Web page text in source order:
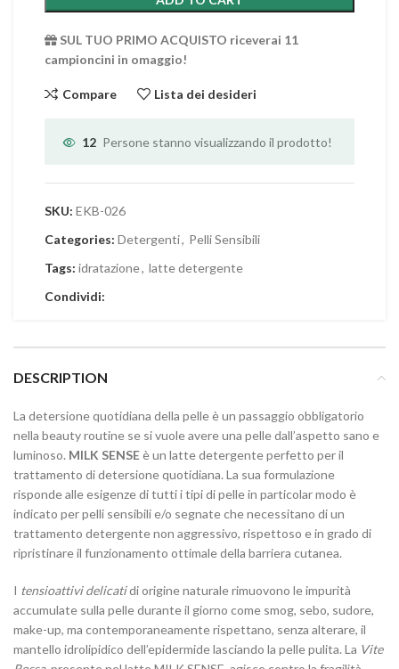
SUL TUO PRIMO ACQUISTO riceverai 11
campioncini in omaggio!
Compare Lista dei desideri
12 Persone stanno visualizzando il prodotto!
SKU: EKB-026
Categories: Detergenti, Pelli Sensibili
Tags: idratazione, latte detergente
Condividi:
DESCRIPTION
La detersione quotidiana della pelle è un passaggio obbligatorio
nella beauty routine se si vuole avere una pelle dall’aspetto sano e
luminoso. MILK SENSEè un latte detergente perfetto per il
trattamento di detersione quotidiana. La sua formulazione
risponde alle esigenze di tutti i tipi di pelle in particolar modo è
indicato per pelli sensibili e/o segnate che necessitano di un
trattamento detergente non aggressivo, rispettoso e in grado di
ripristinare il funzionamento ottimale della barriera cutanea.
I tensioattivi delicatidi origine naturale rimuovono le impurità
accumulate sulla pelle durante il giorno come smog, sebo, sudore,
make-up, ma contemporaneamente rispettano, senza alterare, il
mantello idrolipidico dell’epidermide lasciando la pelle pulita. La Vite